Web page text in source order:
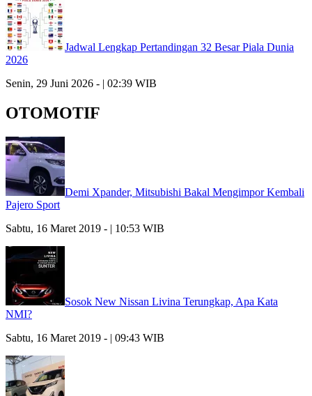
Jadwal Lengkap Pertandingan 32 Besar Piala Dunia
2026
Senin, 29 Juni 2026 - | 02:39 WIB
OTOMOTIF
Demi Xpander, Mitsubishi Bakal Mengimpor Kembali
Pajero Sport
Sabtu, 16 Maret 2019 - | 10:53 WIB
Sosok New Nissan Livina Terungkap, Apa Kata
NMI?
Sabtu, 16 Maret 2019 - | 09:43 WIB